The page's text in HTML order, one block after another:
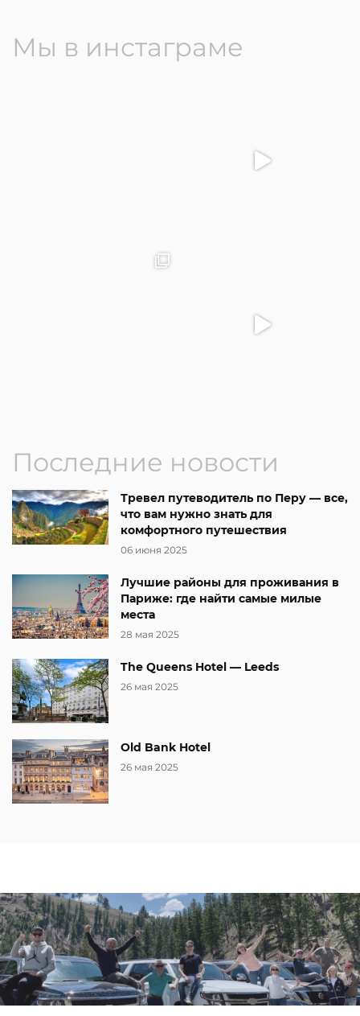
Последние новости
Тревел путеводитель по Перу — все,
что вам нужно знать для
комфортного путешествия
06 июня 2025
Лучшие районы для проживания в
Париже: где найти самые милые
места
28 мая 2025
The Queens Hotel — Leeds
26 мая 2025
Old Bank Hotel
26 мая 2025
Мы в инстаграме